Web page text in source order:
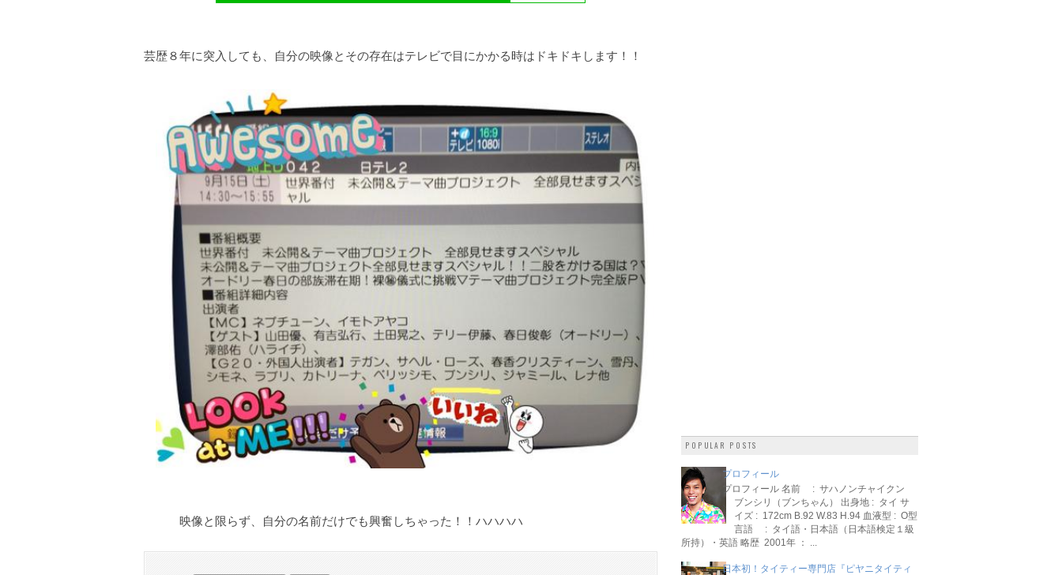
芸歴８年に突入しても、自分の映像とその存在はテレビで目にかかる時はドキドキします！！
映像と限らず、自分の名前だけでも興奮しちゃった！！ハハハハ
POPULAR POSTS
プロフィール
プロフィール 名前 : サハノンチャイクン
ブンシリ（ブンちゃん） 出身地 : タイ サ
イズ : 172cm B.92 W.83 H.94 血液型 : O型
言語 : タイ語・日本語（日本語検定１級
所持）・英語 略歴 2001年 ： ...
日本初！タイティー専門店『ピヤニタイティ